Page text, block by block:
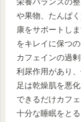
栄養バランスの
や果物、たんぱ
康をサポートし
をキレイに保つ
カフェインの過
利尿作用があり
足は乾燥肌を悪
できるだけカフ
十分な睡眠をと